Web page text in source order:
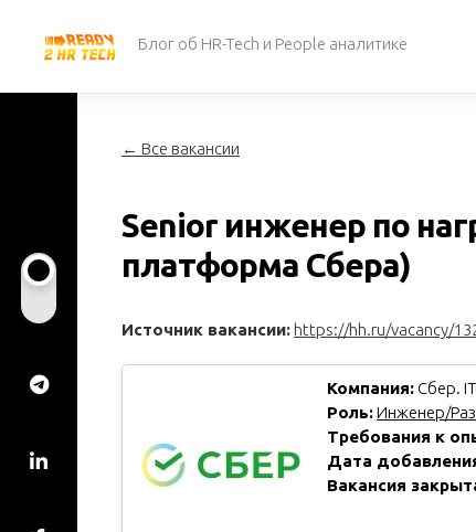
содержанию
Блог об HR-Tech и People аналитике
← Все вакансии
Senior инженер по
платформа Сбера)
Источник вакансии: https://hh.ru/vacancy/
Компания: Сбер. IT
Роль:Инженер/
Требования к
Дата
Вакансия